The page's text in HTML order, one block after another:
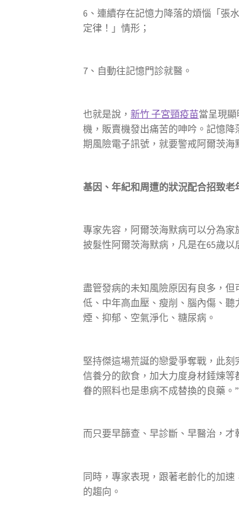
6、連續存在記憶力降落的煩惱「張
定律！」情形；
7、自動往記憶門診就醫。
也就是說，新竹 子宮頸疫苗當呈現
機，販賣機發出痛苦的呻吟。記憶
期風險電子訊號，就要警戒阿爾茨
基因、年紀和周遭的狀況配合招致老
專家先容，阿爾茨海默病可以分為
披髮性阿爾茨海默病，凡是在65歲以
盡管發病的未知風險原因有良多，
低、中年高血壓、瘦削、腦內傷、聽
煙、抑郁、空氣淨化、糖尿病。
堅持傑這場荒誕的戀愛爭奪戰，此
信養分的飲食，加大力度身材錘煉
眷的照料也是患病不成替換的良藥。”
而只要早篩查、早診斷、早醫治，
同時，專家表現，跟著老齡化的加
的趨向。